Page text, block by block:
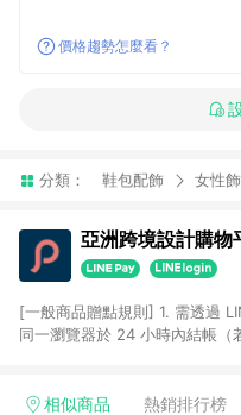
價格趨勢怎麼看？
分類： 鞋包配飾 女性
亞洲跨境設計購物
[一般商品贈點規則] 1. 需透過
同一瀏覽器於 24 小時內結帳
回饋訂單不得享有 Pinkoi 站方
相似商品 熱銷排行榜